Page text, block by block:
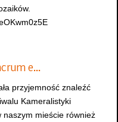
e…
przyjemność znaleźć
Kameralistyki
naszym mieście również